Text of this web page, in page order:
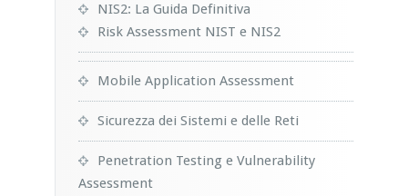
NIS2: La Guida Definitiva
Risk Assessment NIST e NIS2
Mobile Application Assessment
Sicurezza dei Sistemi e delle Reti
Penetration Testing e Vulnerability
Assessment